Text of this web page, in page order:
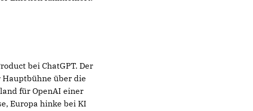
bei ChatGPT. Der
Hauptbühne über die
für OpenAI einer
Europa hinke bei KI